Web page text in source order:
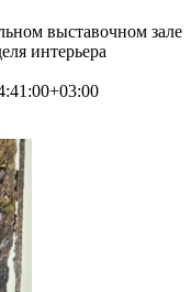
выставочном зале
интерьера